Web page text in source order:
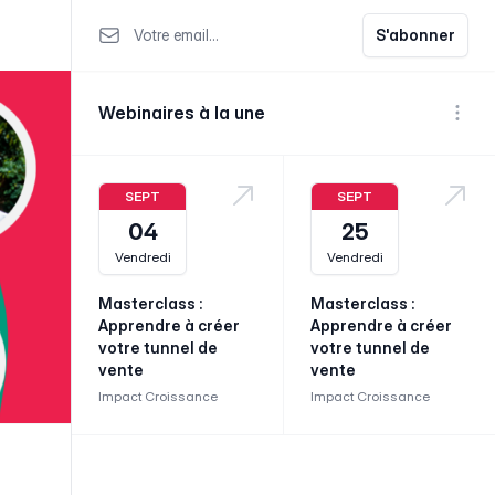
Votre email S'abonner
Webinaires à la une
Voir
SEPT
04
Vendredi
Masterclass :
Apprendre à créer
votre tunnel de
vente
Impact Croissance
SEPT
25
Vendredi
Masterclass :
Apprendre à créer
votre tunnel de
vente
Impact Croissance